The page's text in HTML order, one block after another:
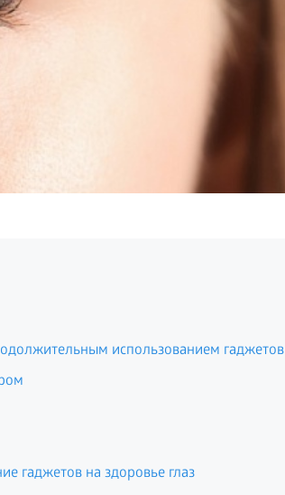
использованием гаджетов
гаджетов на здоровье глаз